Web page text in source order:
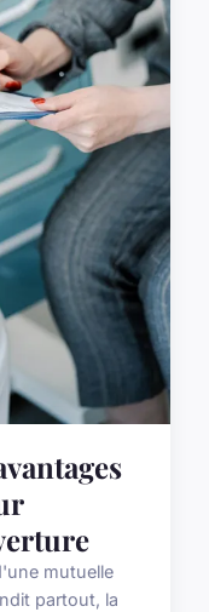
mutuelle
partout, la